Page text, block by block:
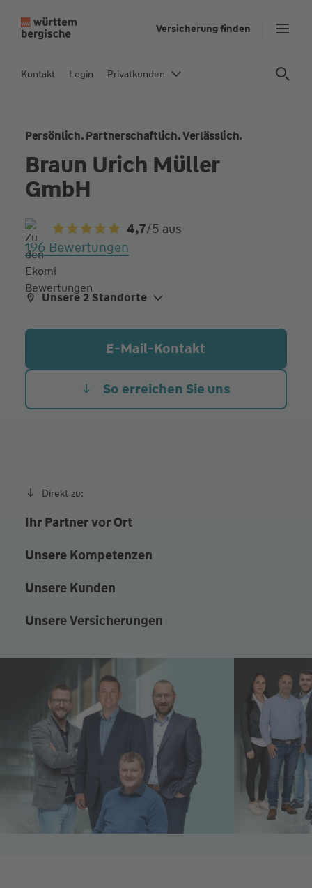
In
Versicherung finden
Kontakt Login Privatkunden
Persönlich. Partnerschaftlich. Verlässlich.
Braun Urich Müller
GmbH
4,7/5 aus
196 Bewertungen
aliqua culpa cillum ullamco
Unsere 2 Standorte
Goethestraße 17, 67435 Neustadt an der
E-Mail-Kontakt
So erreichen Sie uns
Direkt zu:
Ihr Partner vor Ort
Unsere Kompetenzen
Unsere Kunden
Unsere Versicherungen